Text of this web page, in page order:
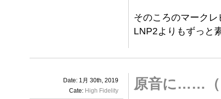
そのころのマーク
LNP2よりもずっと
Date: 1月 30th, 2019
Cate: High Fidelity 原音に……（